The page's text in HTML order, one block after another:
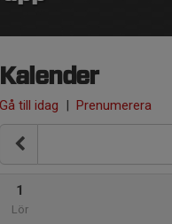
Kalender
Gå till idag | Prenumerera
1
Lör